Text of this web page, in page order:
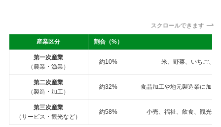
スクロールできます
産業区分 割合（%）
第一次産業
（農業・漁業）
約10% 米、野菜、いちご、
第二次産業
（製造・加工）
約32% 食品加工や地元製造業に加え
第三次産業
（サービス・観光など）
約58% 小売、福祉、飲食、観光、